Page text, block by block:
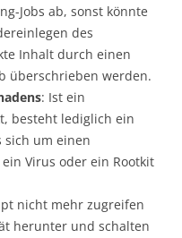
Jobs ab, sonst könnte
des
Inhalt durch einen
überschrieben werden.
: Ist ein
besteht lediglich ein
sich um einen
Virus oder ein Rootkit
nicht mehr zugreifen
herunter und schalten